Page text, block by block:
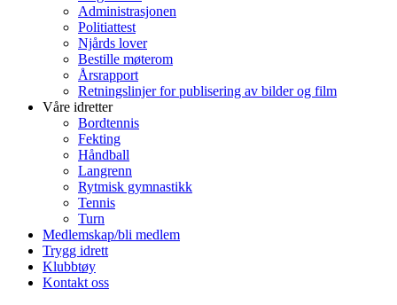
Administrasjonen
Politiattest
Njårds lover
Bestille møterom
Årsrapport
Retningslinjer for publisering av bilder og film
Våre idretter
Bordtennis
Fekting
Håndball
Langrenn
Rytmisk gymnastikk
Tennis
Turn
Medlemskap/bli medlem
Trygg idrett
Klubbtøy
Kontakt oss